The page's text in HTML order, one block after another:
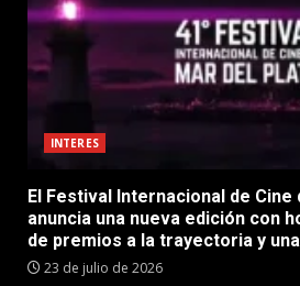
INTERES
El Festival Internacional de Cine
anuncia una nueva edición con
de premios a la trayectoria y
23 de julio de 2026